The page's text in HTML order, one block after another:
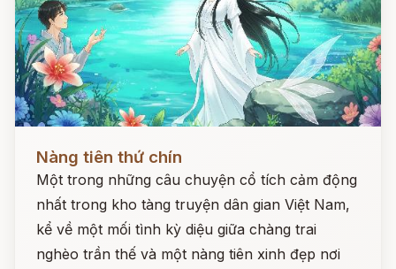
Nàng tiên thứ chín
Một trong những câu chuyện cổ tích cảm động
nhất trong kho tàng truyện dân gian Việt Nam,
kể về một mối tình kỳ diệu giữa chàng trai
nghèo trần thế và một nàng tiên xinh đẹp nơi